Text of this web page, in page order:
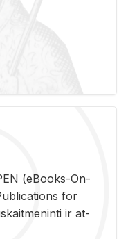
(eBo­oks-On-
for
ir at­